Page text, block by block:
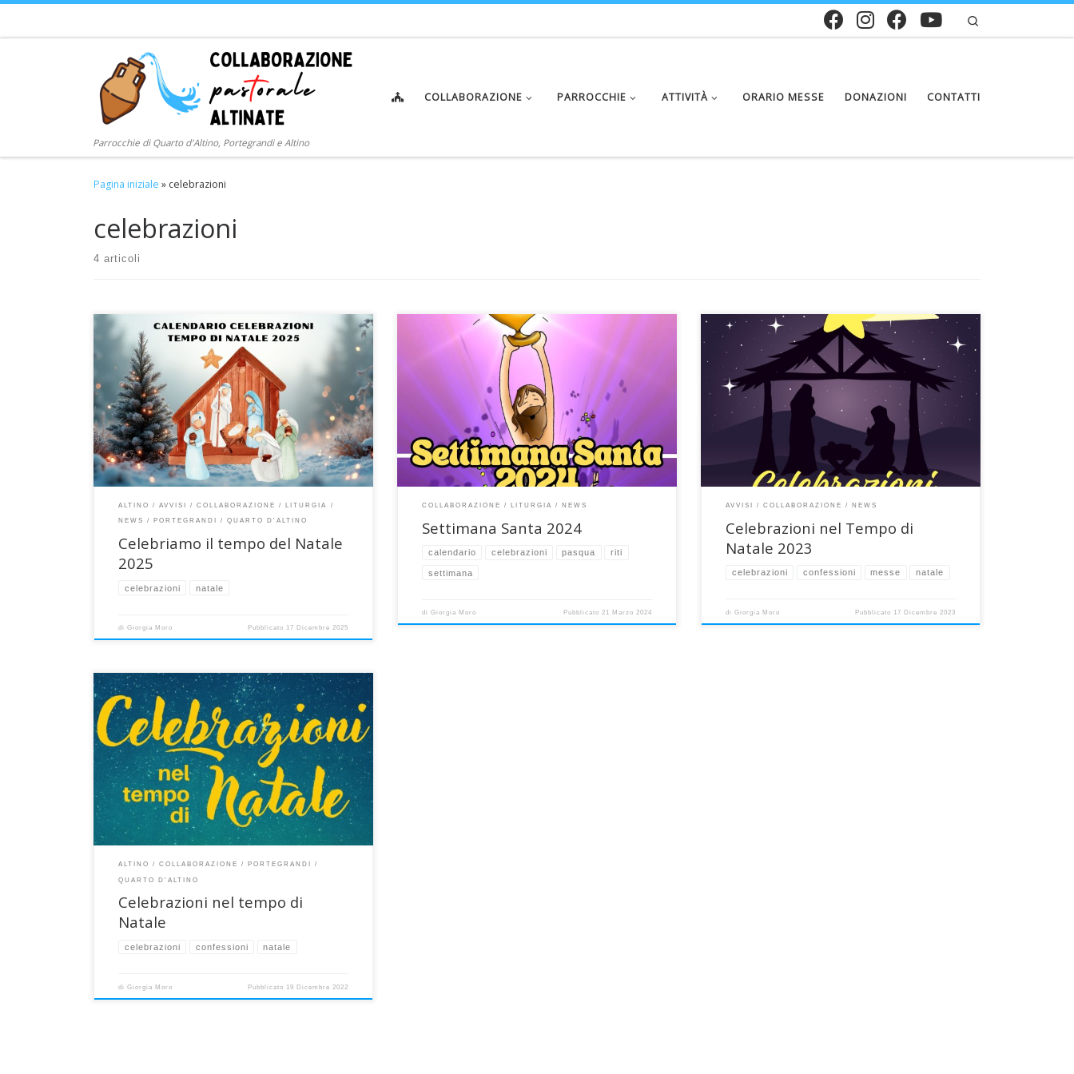
Parrocchie di Quarto d'Altino, Portegrandi e Altino
COLLABORAZIONE PARROCCHIE ATTIVITÀ ORARIO MESSE DONAZIONI CONTATTI
Pagina iniziale » celebrazioni
celebrazioni
4 articoli
Ecco il calendario con tutti gli orari delle celebrazioni
nelle nostre tre parrocchie di Quarto d’Altino,
Portegrandi e Altino, per celebrare con gioia e vivere
nella fede il tempo del Natale! Puoi scaricarlo qui:
download calendario tempo Natale 2025 Mercoledì 24
dicembre – VIGILIA DI NATALE Giovedì 25 dicembre – […]
ALTINO AVVISI COLLABORAZIONE LITURGIA
NEWS PORTEGRANDI QUARTO D'ALTINO
Celebriamo il tempo del Natale
2025
celebrazioni natale
di Giorgia Moro Pubblicato 17 Dicembre 2025
I riti, le celebrazioni e gli orari delle confessioni della
Settimana Santa, la settimana più bella e importante
per la vita dei cristiani! Ecco il calendario completo. 24
marzo DOMENICA DELLE PALME S. Messa prefestiva S.
Messa nel giorno Per tutta la settimana a QUARTO
D’ALTINO ore 06:30 Lodi e […]
COLLABORAZIONE LITURGIA NEWS
Settimana Santa 2024
calendario celebrazioni pasqua riti
settimana
di Giorgia Moro Pubblicato21 Marzo 2024
Tutte gli orari delle confessioni e delle celebrazioni
nelle comunità della nostra collaborazione pastorale
nel Tempo di Natale fino all’Epifania. A voi e alle vostre
famiglie i nostri più luminosi auguri di buon Natale!
NOVENA DI NATALE Da lunedì 18 a venerdì 22 durante la
S. messa delle 18.30 CONFESSIONI […]
AVVISI COLLABORAZIONE NEWS
Celebrazioni nel Tempo di
Natale 2023
celebrazioni confessioni messe natale
di Giorgia Moro Pubblicato 17 Dicembre 2023
La nostra Collaborazione si prepara a celebrare il
Santo Natale, ecco l’elenco di tutte le celebrazioni del
tempo di Natale nelle nostre tre parrocchie per
accogliere l’Emmanuele, il Dio-con-noi. Un sincero e
caloroso augurio di serenità e armonia nei cuori di
ciascuno, buon Natale! CONFESSIONI DI NATALE
Mercoledì 21 dicembre […]
ALTINO COLLABORAZIONE PORTEGRANDI
QUARTO D'ALTINO
Celebrazioni nel tempo di
Natale
celebrazioni confessioni natale
di Giorgia Moro Pubblicato 19 Dicembre 2022